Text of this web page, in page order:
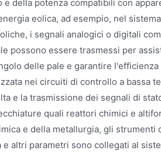
e della potenza compatibili con
eolica, ad esempio, nel
i segnali analogici o digitali
possono essere trasmessi per
delle pale e garantire
nei circuiti di controllo a bassa
e la trasmissione dei segnali di
quali reattori chimici e
e della metallurgia, gli strumenti
altri parametri sono collegati al